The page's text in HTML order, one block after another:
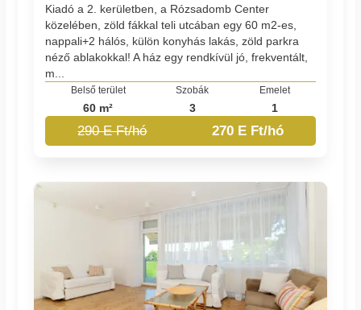
Kiadó a 2. kerületben, a Rózsadomb Center
közelében, zöld fákkal teli utcában egy 60 m2-es,
nappali+2 hálós, külön konyhás lakás, zöld parkra
néző ablakokkal! A ház egy rendkívül jó, frekventált,
m...
Belső terület
60 m²
Szobák
3
Emelet
1
290 E Ft/hó 270 E Ft/hó